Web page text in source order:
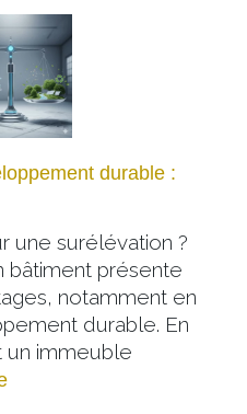
durable :
une surélévation ?
bâtiment présente
notamment en
durable. En
un immeuble